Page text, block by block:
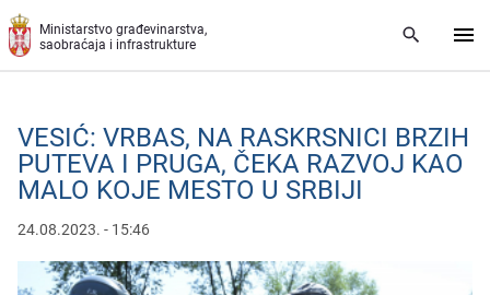
Preskoči na glavni deo sadržaja
Ministarstvo građevinarstva,
saobraćaja i infrastrukture
VESIĆ: VRBAS, NA RASKRSNICI BRZIH
PUTEVA I PRUGA, ČEKA RAZVOJ KAO
MALO KOJE MESTO U SRBIJI
24.08.2023. - 15:46